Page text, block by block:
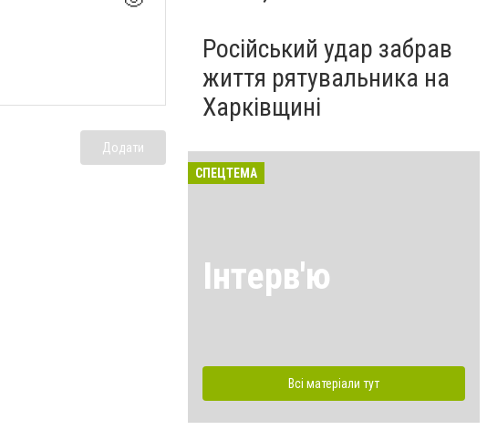
Додати
Російський удар забрав
життя рятувальника на
Харківщині
СПЕЦТЕМА
Інтерв'ю
Всі матеріали тут